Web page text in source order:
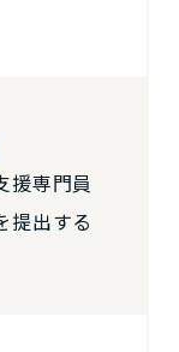
援専門員
提出する